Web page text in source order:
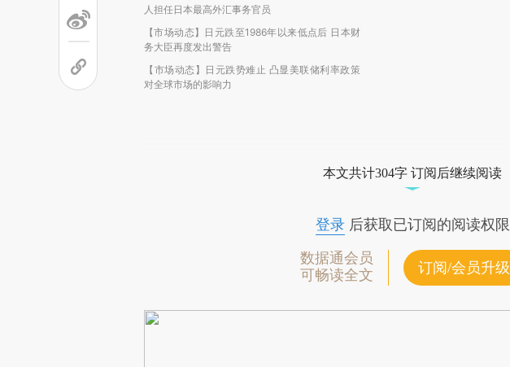
人担任日本最高外汇事务官员
【市场动态】日元跌至1986年以来低点后 日本财
务大臣再度发出警告
【市场动态】日元跌势难止 凸显美联储利率政策
对全球市场的影响力
本文共计304字 订阅后继续阅读
登录后获取已订阅的阅读权限
数据通会员
可畅读全文
订阅/会员升级